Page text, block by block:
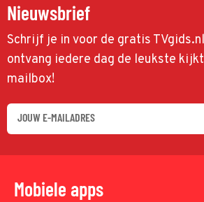
Nieuwsbrief
Schrijf je in voor de gratis
ontvang iedere dag de leukste
mailbox!
Mobiele apps